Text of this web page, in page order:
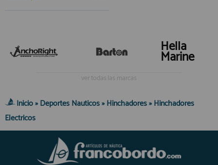
Hella
Marine
ver todas las marcas
Inicio»Deportes Nauticos»Hinchadores»Hinchadores
Electricos